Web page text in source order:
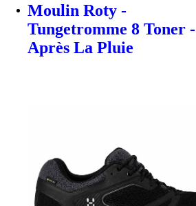
Moulin Roty -
Tungetromme 8 Toner -
Après La Pluie